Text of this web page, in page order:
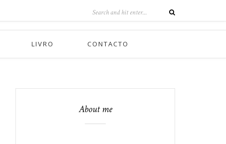
LIVRO CONTACTO
About me